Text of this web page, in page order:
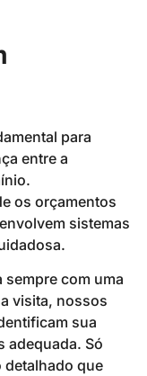
para
entre a
os orçamentos
sistemas
com uma
visita, nossos
sua
adequada. Só
detalhado que